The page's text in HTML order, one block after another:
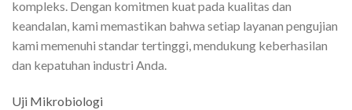
kompleks. Dengan komitmen kuat pada kualitas dan
keandalan, kami memastikan bahwa setiap layanan pengujian
kami memenuhi standar tertinggi, mendukung keberhasilan
dan kepatuhan industri Anda.
Uji Mikrobiologi